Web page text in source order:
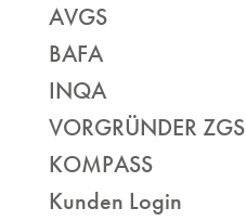
AVGS
BAFA
INQA
VORGRÜNDER ZGS
KOMPASS
Kunden Login